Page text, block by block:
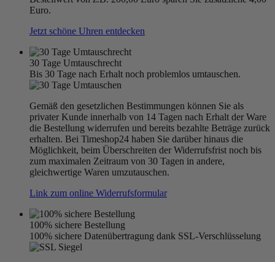
Euro.
Jetzt schöne Uhren entdecken
30 Tage Umtauschrecht
Bis 30 Tage nach Erhalt noch problemlos umtauschen.
Gemäß den gesetzlichen Bestimmungen können Sie als
privater Kunde innerhalb von 14 Tagen nach Erhalt der Ware
die Bestellung widerrufen und bereits bezahlte Beträge zurück
erhalten. Bei Timeshop24 haben Sie darüber hinaus die
Möglichkeit, beim Überschreiten der Widerrufsfrist noch bis
zum maximalen Zeitraum von 30 Tagen in andere,
gleichwertige Waren umzutauschen.
Link zum online Widerrufsformular
100% sichere Bestellung
100% sichere Datenübertragung dank SSL-Verschlüsselung